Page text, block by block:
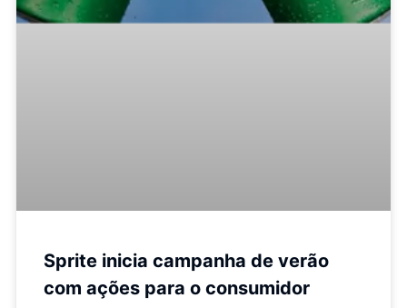
Sprite inicia campanha de verão
com ações para o consumidor